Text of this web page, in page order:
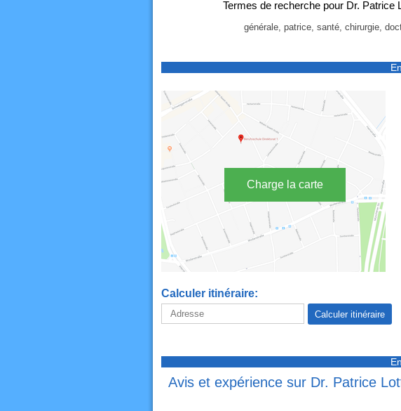
Termes de recherche pour Dr. Patrice
générale, patrice, santé, chirurgie,
Charge la carte
Calculer itinéraire:
Avis et expérience sur Dr. Patrice